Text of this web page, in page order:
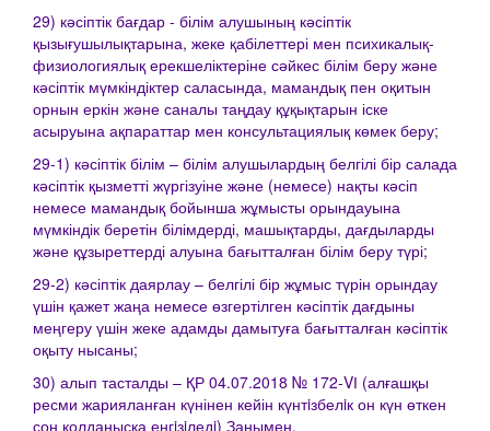
29) кәсіптік бағдар - білім алушының кәсіптік
қызығушылықтарына, жеке қабілеттері мен психикалық-
физиологиялық ерекшеліктеріне сәйкес білім беру және
кәсіптік мүмкіндіктер саласында, мамандық пен оқитын
орнын еркін және саналы таңдау құқықтарын іске
асыруына ақпараттар мен консультациялық көмек беру;
29-1) кәсіптік білім – білім алушылардың белгілі бір салада
кәсіптік қызметті жүргізуіне және (немесе) нақты кәсіп
немесе мамандық бойынша жұмысты орындауына
мүмкіндік беретін білімдерді, машықтарды, дағдыларды
және құзыреттерді алуына бағытталған білім беру түрі;
29-2) кәсіптік даярлау – белгілі бір жұмыс түрін орындау
үшін қажет жаңа немесе өзгертілген кәсіптік дағдыны
меңгеру үшін жеке адамды дамытуға бағытталған кәсіптік
оқыту нысаны;
30) алып тасталды – ҚР 04.07.2018 № 172-VІ (алғашқы
ресми жарияланған күнінен кейін күнтiзбелiк он күн өткен
соң қолданысқа енгiзiледi) Заңымен.